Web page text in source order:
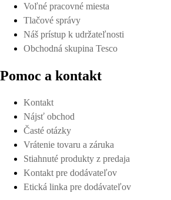
Detaily platnosti
Voľné pracovné miesta
Tlačové správy
Náš prístup k udržateľnosti
Obchodná skupina Tesco
Pomoc a kontakt
Kontakt
Nájsť obchod
Časté otázky
Vrátenie tovaru a záruka
Stiahnuté produkty z predaja
Kontakt pre dodávateľov
Etická linka pre dodávateľov